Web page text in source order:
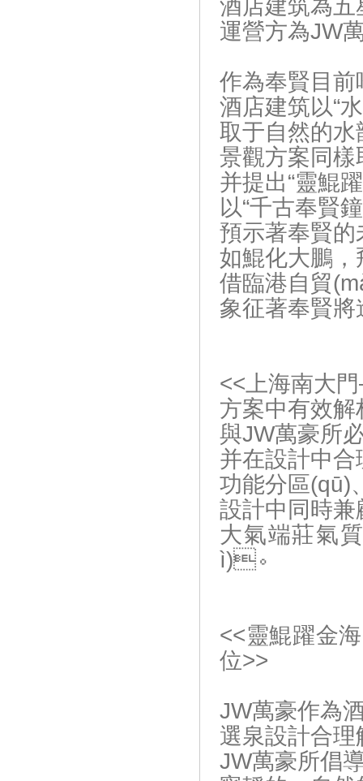
酒店建筑為五
運營方為JW萬
作為奉賢目
酒店建筑以“水
取于自然的水
景觀方案同樣
并提出“靈鯤
以“千古奉賢鐘
預示著奉賢的
如鯤化大鵬，飛
借臨港自貿
象征著奉賢
<<上海南大
方案中有效
與JW萬豪所
并在設計中
功能分區
設計中同時
大氣端莊氣
ì)。
<<靈鯤躍金
位>>
JW萬豪作為
選泉設計合理
JW萬豪所倡